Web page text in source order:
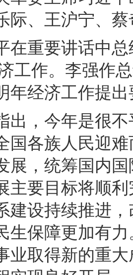
际、王沪宁、
重要讲话中总
工作。李强作
年经济工作提
，今年是很不
国各族人民迎
展，统筹国内
主要目标将顺
建设持续推进
生保障更加有
业取得新的重